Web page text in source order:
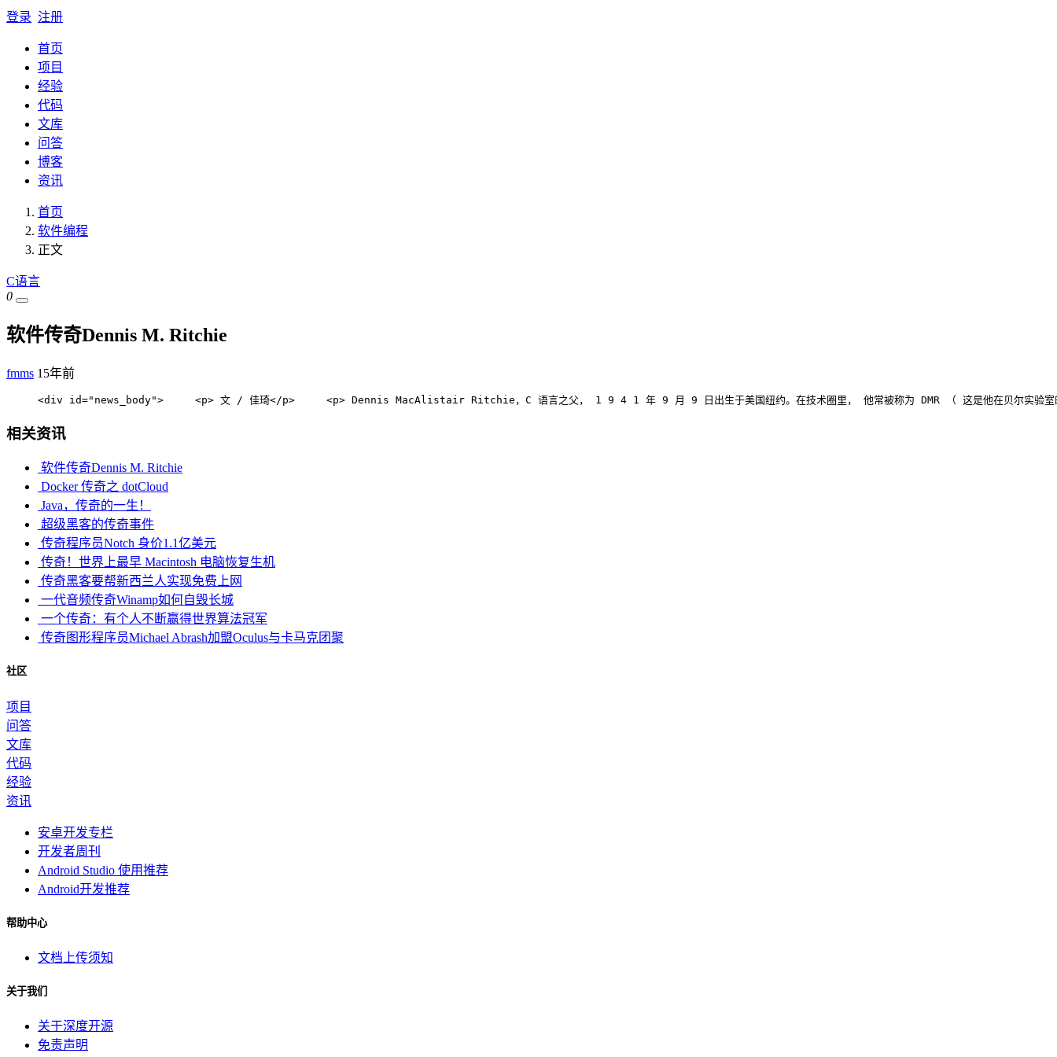
登录 注册
首页
项目
经验
代码
文库
问答
博客
资讯
首页
软件编程
正文
C语言
0
软件传奇Dennis M. Ritchie
fmms 15年前
<div id="news_body">     <p> 文 / 佳琦</p>     <p> Dennis MacAlistair Ritchie，C 语言之父， 1 9 4 1 年 9 月 9 日出生于美国纽约。在技术圈里， 他常被称为 DMR （ 这是他在贝尔实验室的用
相关资讯
软件传奇Dennis M. Ritchie
Docker 传奇之 dotCloud
Java，传奇的一生！
超级黑客的传奇事件
传奇程序员Notch 身价1.1亿美元
传奇！世界上最早 Macintosh 电脑恢复生机
传奇黑客要帮新西兰人实现免费上网
一代音频传奇Winamp如何自毁长城
一个传奇：有个人不断赢得世界算法冠军
传奇图形程序员Michael Abrash加盟Oculus与卡马克团聚
社区
项目
问答
文库
代码
经验
资讯
安卓开发专栏
开发者周刊
Android Studio 使用推荐
Android开发推荐
帮助中心
文档上传须知
关于我们
关于深度开源
免责声明